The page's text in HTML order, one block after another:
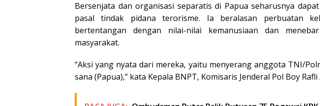
Bersenjata dan organisasi separatis di Papua seharusnya
pasal tindak pidana terorisme. Ia beralasan perbuatan
bertentangan dengan nilai-nilai kemanusiaan dan
masyarakat.
“Aksi yang nyata dari mereka, yaitu menyerang anggota TNI/
sana (Papua),” kata Kepala BNPT, Komisaris Jenderal Pol Boy